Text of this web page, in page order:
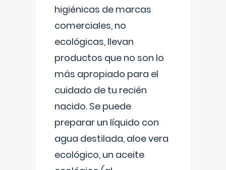
higiénicas de marcas
comerciales, no
ecológicas, llevan
productos que no son lo
más apropiado para el
cuidado de tu recién
nacido. Se puede
preparar un líquido con
agua destilada, aloe vera
ecológico, un aceite